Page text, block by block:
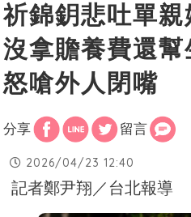
祈錦鈅悲吐單親
沒拿贍養費還
怒嗆外人閉嘴
分享 留言
2026/04/23 12:40
記者鄭尹翔／台北報導